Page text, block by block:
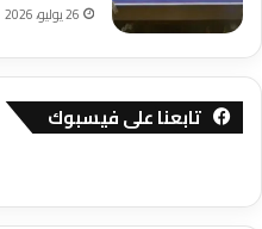
26 يوليو، 2026
تابعنا على فيسبوك